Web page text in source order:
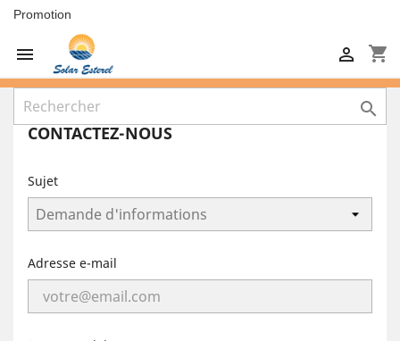
Promotion
 shopping_cart


CONTACTEZ-NOUS
Sujet
Adresse e-mail